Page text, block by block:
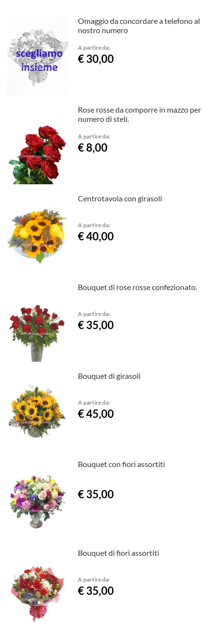
Omaggio da concordare a telefono al
nostro numero
A partire da:
€ 30,00
Rose rosse da comporre in mazzo per
numero di steli.
A partire da:
€ 8,00
Centrotavola con girasoli
A partire da:
€ 40,00
Bouquet di rose rosse confezionato.
A partire da:
€ 35,00
Bouquet di girasoli
A partire da:
€ 45,00
Bouquet con fiori assortiti
€ 35,00
Bouquet di fiori assortiti
A partire da:
€ 35,00